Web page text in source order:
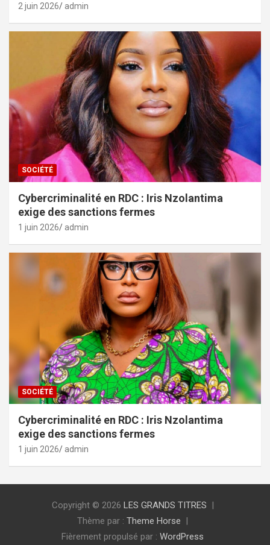
2 juin 2026 admin
SOCIÉTÉ
Cybercriminalité en RDC : Iris Nzolantima
exige des sanctions fermes
1 juin 2026 admin
SOCIÉTÉ
Cybercriminalité en RDC : Iris Nzolantima
exige des sanctions fermes
1 juin 2026 admin
Copyright © 2026 LES GRANDS TITRES
Thème par : Theme Horse
Fièrement propulsé par : WordPress